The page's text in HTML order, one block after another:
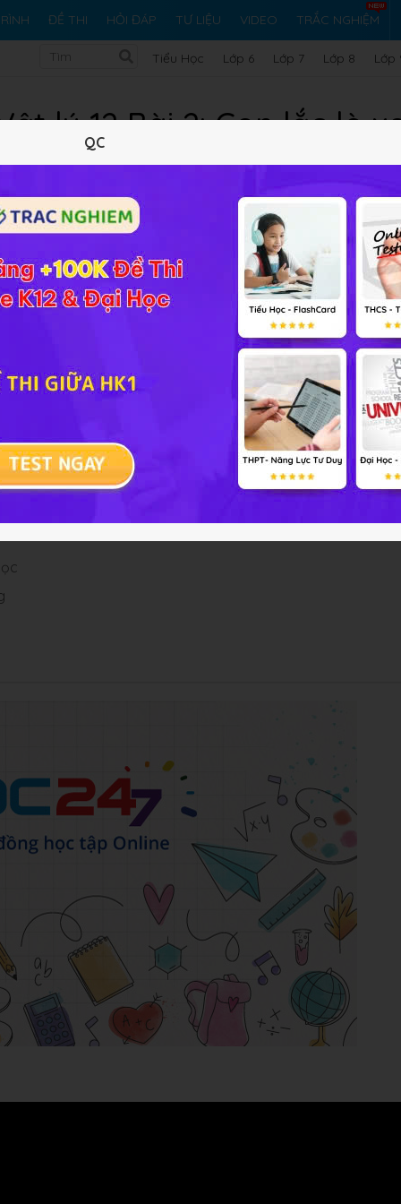
ĐỀ THI HỎI ĐÁP TƯ LIỆU VIDEO TRẮC NGHIỆM
Tiểu Học Lớp 6 Lớp 7 Lớp 8 Lớp
lý 12 Bài 2: Con lắc lò
của lực kéo về tác dụng vào vật dao động điều hòa,
tínhthế năng, động năng và cơ năng của con lắc lò xo.
thế năngcủa con lắc lò xo. Giải thích được tại sao dao
được các biểu thức làm các bài tập đơn giản và nâng
QC